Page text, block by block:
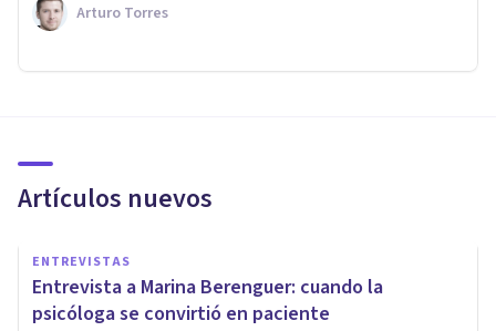
Arturo Torres
Artículos nuevos
ENTREVISTAS
Entrevista a Marina Berenguer: cuando la
psicóloga se convirtió en paciente